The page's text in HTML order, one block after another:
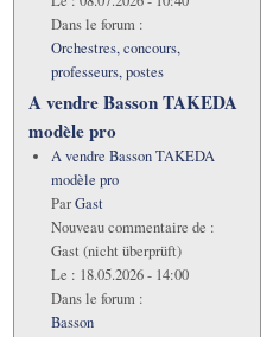
Dans le forum :
Orchestres, concours,
professeurs, postes
A vendre Basson TAKEDA
modèle pro
A vendre Basson TAKEDA
modèle pro
ParGast
Nouveau commentaire de :
Gast (nicht überprüft)
Le : 18.05.2026 - 14:00
Dans le forum :
Basson